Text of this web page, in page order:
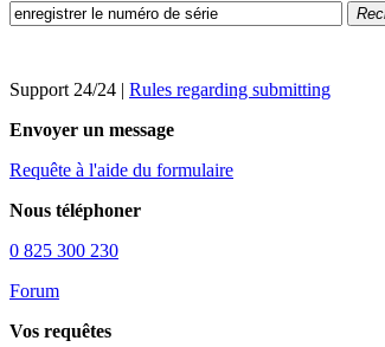
Support 24/24 | Rules regarding submitting
Envoyer un message
Requête à l'aide du formulaire
Nous téléphoner
0 825 300 230
Forum
Vos requêtes